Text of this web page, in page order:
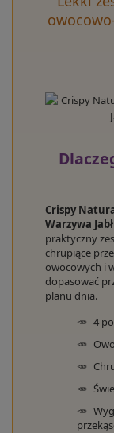
Crispy
Warzywa
praktyczny
chrupiące
owocowych i
dopasować
planu dnia.
4